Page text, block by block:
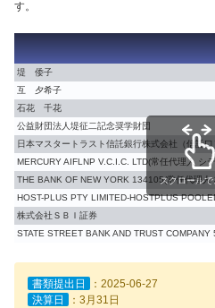
す。
堤 倭子
互 夕希子
石花 千花
公益財団法人堤征二記念奨学財団
日本マスタートラスト信託銀行株式会社（信託口
MERCURY AIFLNP V.C.I.C. LTD(常任代理人 シ
THE BANK OF NEW YORK 134105(常任代理人
HOST-PLUS PTY LIMITED-HOSTPLUS
株式会社ＳＢＩ証券
STATE STREET BANK AND TRUST
スクロールで
書類提出日
：2025-06-27
決算日
：3月31日